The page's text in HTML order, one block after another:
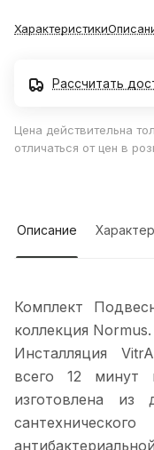
Характеристики
Рассчитать
Цена действительна
отличаться от цен в
Описание
Комплект
коллекция Normus.
Инсталляция
всего 12 минут
изготовлена из